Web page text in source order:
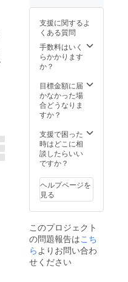
色：黒
素材：
綿100％
折り組
織：サ
テン サ
細 着
丈：
69cm
Sの詳細
着丈：
72cm
胸幅：
の詳細
74cm
胸幅：
Lの詳細
着丈：
77cm
胸幅：
体へ寄
付され
ます。
本プロ
ジェク
トにお
援金の
一部が
上野毛
代行さ
れま
す。 製
品詳細
色 素
材：綿
100％
折り組
オック
ス
フォー
ド サイ
ズ： XS
ます
価の
10%が
特定の
神輿団
ます。
本プロ
ジェク
は、支
援金の
一部が
上野毛
へ奉納
代行さ
れま
す。 製
色：白
素材：
綿100％
折り組
織：ポ
支援に関するよ
くある質問
手数料はいく
らかかります
か？
目標金額に届
かなかった場
合どうなりま
すか？
支援で困った
時はどこに相
談したらいい
ですか？
ヘルプページを
見る
このプロジェクト
の問題報告はこち
らよりお問い合わ
せください